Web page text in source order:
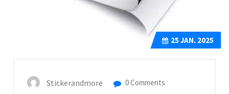
25 JAN. 2025
Stickerandmore 0 Comments